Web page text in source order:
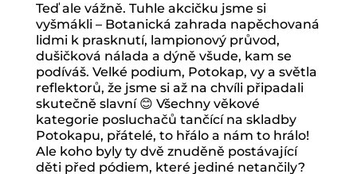
Teď ale vážně. Tuhle akcičku jsme si
vyšmákli – Botanická zahrada napěchovaná
lidmi k prasknutí, lampionový průvod,
dušičková nálada a dýně všude, kam se
podíváš. Velké podium, Potokap, vy a světla
reflektorů, že jsme si až na chvíli připadali
skutečně slavní 😊 Všechny věkové
kategorie posluchačů tančící na skladby
Potokapu, přátelé, to hřálo a nám to hrálo!
Ale koho byly ty dvě znuděně postávající
děti před pódiem, které jediné netančily?